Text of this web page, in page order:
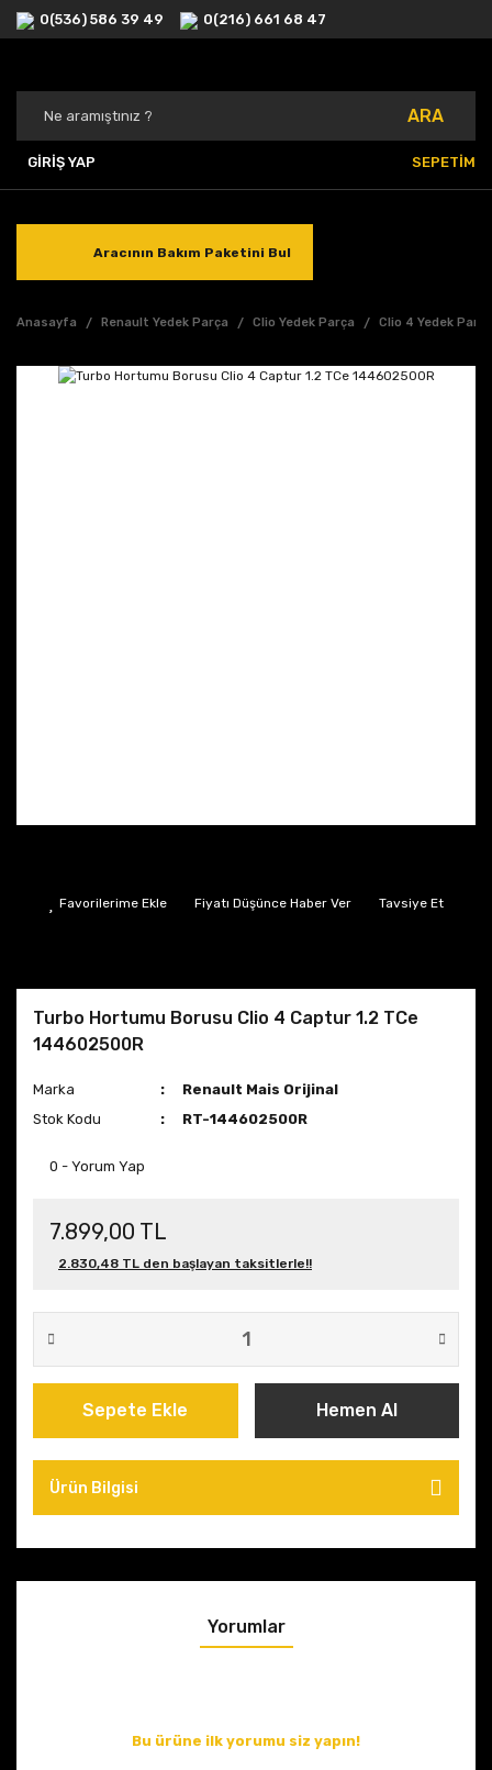
0(536) 586 39 49 0(216) 661 68 47
ARA
GİRİŞ YAP SEPETİM
Aracının Bakım Paketini Bul
Anasayfa Renault Yedek Parça Clio Yedek Parça Clio 4 Yedek
Fiyatı Düşünce Haber Ver Tavsiye Et
Turbo Hortumu Borusu Clio 4 Captur 1.2 TCe
144602500R
Marka
Renault Mais Orijinal
Stok Kodu
RT-144602500R
0 - Yorum Yap
7.899,00 TL
2.830,48 TL den başlayan taksitlerle!!
Sepete Ekle Hemen Al
Ürün Bilgisi
Yorumlar
Bu ürüne ilk yorumu siz yapın!